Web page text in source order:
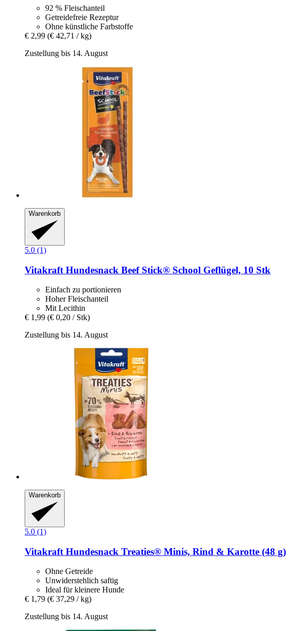
92 % Fleischanteil
Getreidefreie Rezeptur
Ohne künstliche Farbstoffe
€ 2,99 (€ 42,71 / kg)
Zustellung bis 14. August
Warenkorb
5.0 (1)
Vitakraft Hundesnack Beef Stick® School Geflügel, 10 Stk
Einfach zu portionieren
Hoher Fleischanteil
Mit Lecithin
€ 1,99 (€ 0,20 / Stk)
Zustellung bis 14. August
Warenkorb
5.0 (1)
Vitakraft Hundesnack Treaties® Minis, Rind & Karotte (48 g)
Ohne Getreide
Unwiderstehlich saftig
Ideal für kleinere Hunde
€ 1,79 (€ 37,29 / kg)
Zustellung bis 14. August